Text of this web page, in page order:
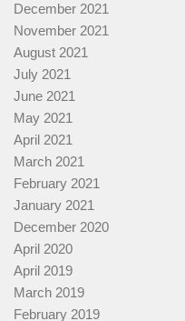
December 2021
November 2021
August 2021
July 2021
June 2021
May 2021
April 2021
March 2021
February 2021
January 2021
December 2020
April 2020
April 2019
March 2019
February 2019